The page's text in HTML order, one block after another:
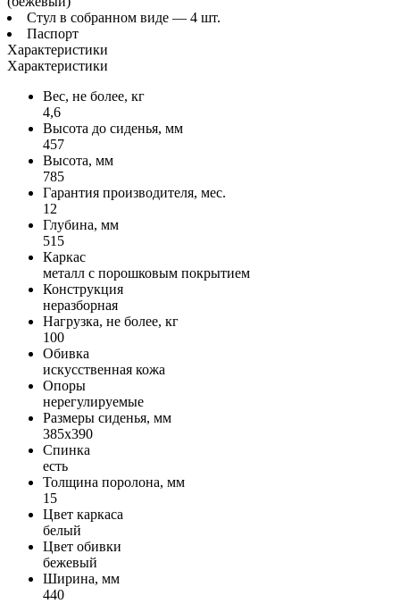
Стул в собранном виде — 4 шт.
Паспорт
Характеристики
Характеристики
Вес, не более, кг
4,6
Высота до сиденья, мм
457
Высота, мм
785
Гарантия производителя, мес.
12
Глубина, мм
515
Каркас
металл с порошковым покрытием
Конструкция
неразборная
Нагрузка, не более, кг
100
Обивка
искусственная кожа
Опоры
нерегулируемые
Размеры сиденья, мм
385x390
Спинка
есть
Толщина поролона, мм
15
Цвет каркаса
белый
Цвет обивки
бежевый
Ширина, мм
440